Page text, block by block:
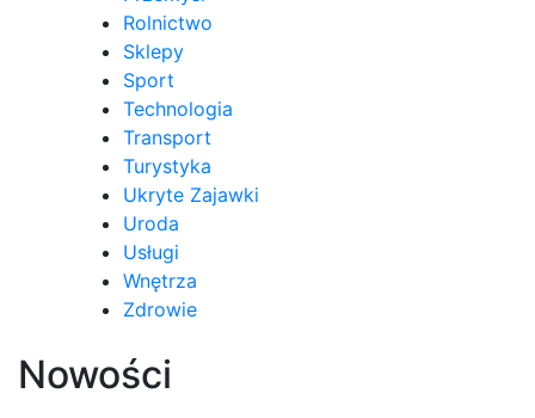
Rolnictwo
Sklepy
Sport
Technologia
Transport
Turystyka
Ukryte Zajawki
Uroda
Usługi
Wnętrza
Zdrowie
Nowości